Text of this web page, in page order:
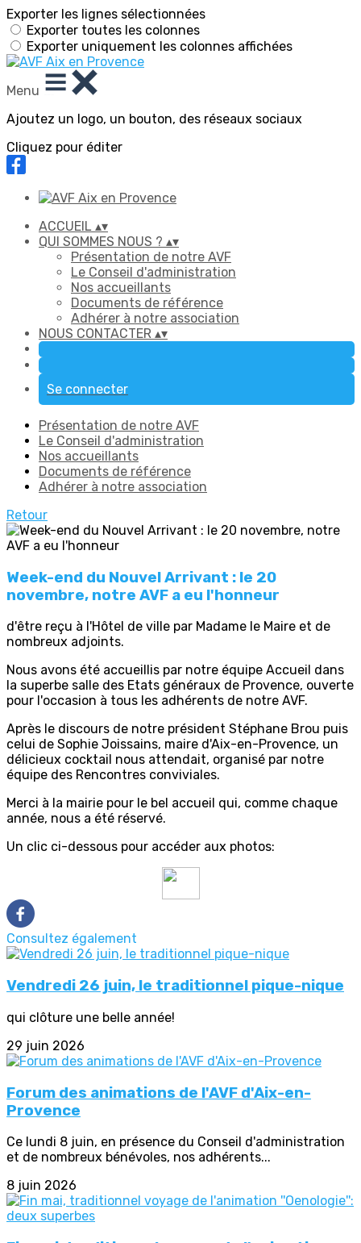
Exporter les lignes sélectionnées
Exporter toutes les colonnes
Exporter uniquement les colonnes affichées
Menu
Ajoutez un logo, un bouton, des réseaux sociaux
Cliquez pour éditer
ACCUEIL ▴▾
QUI SOMMES NOUS ? ▴▾
Présentation de notre AVF
Le Conseil d'administration
Nos accueillants
Documents de référence
Adhérer à notre association
NOUS CONTACTER ▴▾
Se connecter
Présentation de notre AVF
Le Conseil d'administration
Nos accueillants
Documents de référence
Adhérer à notre association
Retour
Week-end du Nouvel Arrivant : le 20
novembre, notre AVF a eu l'honneur
d'être reçu à l'Hôtel de ville par Madame le Maire et de
nombreux adjoints.
Nous avons été accueillis par notre équipe Accueil dans
la superbe salle des Etats généraux de Provence, ouverte
pour l'occasion à tous les adhérents de notre AVF.
Après le discours de notre président Stéphane Brou puis
celui de Sophie Joissains, maire d'Aix-en-Provence, un
délicieux cocktail nous attendait, organisé par notre
équipe des Rencontres conviviales.
Merci à la mairie pour le bel accueil qui, comme chaque
année, nous a été réservé.
Un clic ci-dessous pour accéder aux photos:
Consultez également
Vendredi 26 juin, le traditionnel pique-nique
qui clôture une belle année!
29 juin 2026
Forum des animations de l'AVF d'Aix-en-
Provence
Ce lundi 8 juin, en présence du Conseil d'administration
et de nombreux bénévoles, nos adhérents...
8 juin 2026